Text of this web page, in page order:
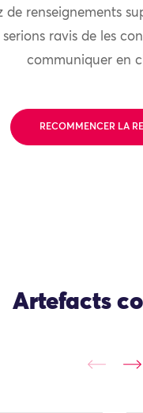
de renseignements
ravis de les
communiquer en
RECOMMENCER LA
Artefacts